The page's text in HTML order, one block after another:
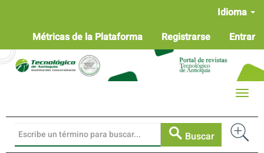
Contenido
principal
Barra
lateral
Idioma
Métricas de la Plataforma
Registrarse Entrar
Buscar
Toggle